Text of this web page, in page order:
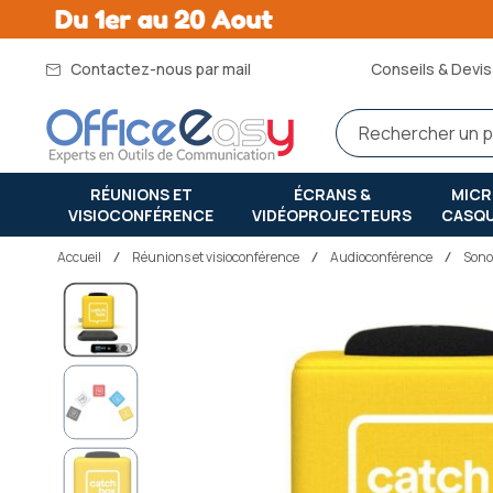
Contactez-nous par mail Conseils &
RÉUNIONS ET
VISIOCONFÉRENCE
ÉCRANS &
VIDÉOPROJECTEURS
Accueil réunions et visioconférence Audioconférence
Passer
fin
de
galerie
d’images